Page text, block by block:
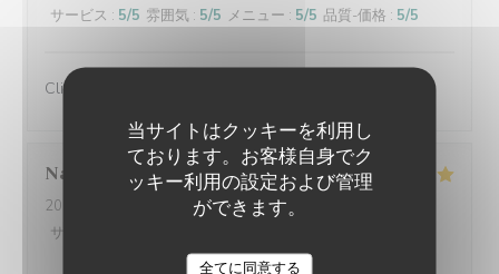
当サイトはクッキーを利用し
ております。お客様自身でク
ッキー利用の設定および管理
ができます。
全てに同意する
サービス : 5/5 雰囲気 : 5/5 メニュー : 5/5 品質-価格 : 5/5
Client fidèle et jamais déçu
Nathalie F
2025-10-20
- 12:00 - ゲスト 3
サービス